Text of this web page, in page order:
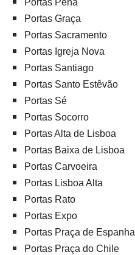
Portas Pena
Portas Graça
Portas Sacramento
Portas Igreja Nova
Portas Santiago
Portas Santo Estêvão
Portas Sé
Portas Socorro
Portas Alta de Lisboa
Portas Baixa de Lisboa
Portas Carvoeira
Portas Lisboa Alta
Portas Rato
Portas Expo
Portas Praça de Espanha
Portas Praça do Chile